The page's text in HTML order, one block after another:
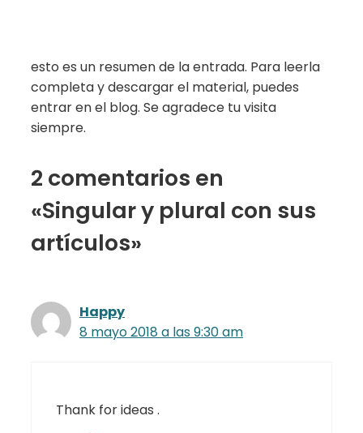
esto es un resumen de la entrada. Para leerla
completa y descargar el material, puedes
entrar en el blog. Se agradece tu visita
siempre.
2 comentarios en
«Singular y plural con sus
artículos»
Happy
8 mayo 2018 a las 9:30 am
Thank for ideas .